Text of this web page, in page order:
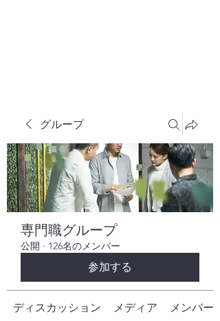
グループ
専門職グループ
公開 · 126名のメンバー
参加する
ディスカッション メディア メンバー